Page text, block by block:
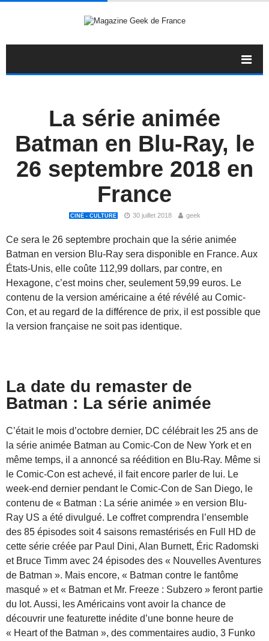
La série animée
Batman en Blu-Ray, le
26 septembre 2018 en
France
CINÉ - CULTURE 30 juillet 2018 geek
Ce sera le 26 septembre prochain que la série animée
Batman en version Blu-Ray sera disponible en France. Aux
États-Unis, elle coûte 112,99 dollars, par contre, en
Hexagone, c’est moins cher, seulement 59,99 euros. Le
contenu de la version américaine a été révélé au Comic-
Con, et au regard de la différence de prix, il est possible que
la version française ne soit pas identique.
La date du remaster de
Batman : La série animée
C’était le mois d’octobre dernier, DC célébrait les 25 ans de
la série animée Batman au Comic-Con de New York et en
même temps, il a annoncé sa réédition en Blu-Ray. Même si
le Comic-Con est achevé, il fait encore parler de lui. Le
week-end dernier pendant le Comic-Con de San Diego, le
contenu de « Batman : La série animée » en version Blu-
Ray US a été divulgué. Le coffret comprendra l’ensemble
des 85 épisodes soit 4 saisons remastérisés en Full HD de
cette série créée par Paul Dini, Alan Burnett, Éric Radomski
et Bruce Timm avec 24 épisodes des « Nouvelles Aventures
de Batman ». Mais encore, « Batman contre le fantôme
masqué » et « Batman et Mr. Freeze : Subzero » feront partie
du lot. Aussi, les Américains vont avoir la chance de
découvrir une featurette inédite d’une bonne heure de
« Heart of the Batman », des commentaires audio, 3 Funko